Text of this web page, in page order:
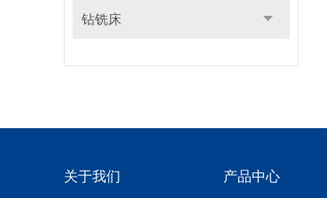
钻铣床
关于我们 产品中心